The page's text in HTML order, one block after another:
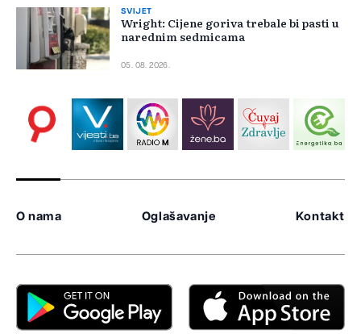
SVIJET
Wright: Cijene goriva trebale bi pasti u
narednim sedmicama
05. 08. 2026.
O nama Oglašavanje Kontakt